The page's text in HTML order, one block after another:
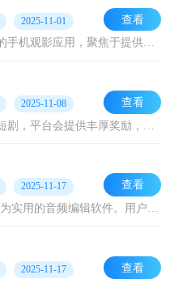
2025-11-01
来看短剧是一款免费的手机观影应用，聚焦于提供海量优质短剧内容。它以短视频剧集这一新兴娱乐形态为核心，搭建起完整的内容生态体系。通过整合各类题材的精品短剧资源，并
查看
2025-11-08 查看
2025-11-17 查看
2025-11-17 查看